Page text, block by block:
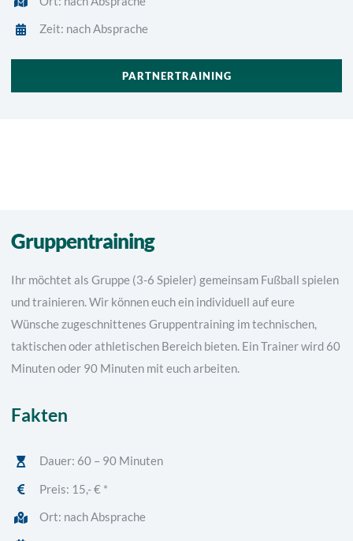
Zeit: nach Absprache
PARTNERTRAINING
Gruppentraining
Ihr möchtet als Gruppe (3-6 Spieler) gemeinsam Fußball spielen
und trainieren. Wir können euch ein individuell auf eure
Wünsche zugeschnittenes Gruppentraining im technischen,
taktischen oder athletischen Bereich bieten. Ein Trainer wird 60
Minuten oder 90 Minuten mit euch arbeiten.
Fakten
Dauer: 60 – 90 Minuten
Preis: 1 5,- € *
Ort: nach Absprache